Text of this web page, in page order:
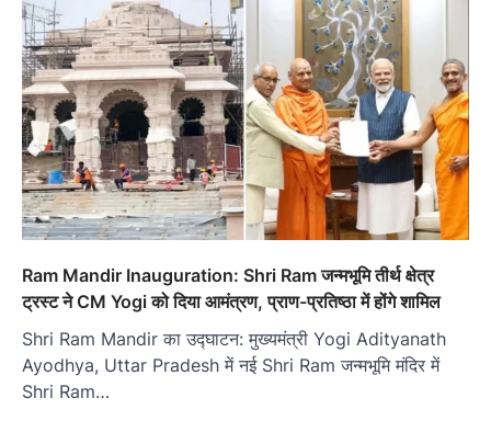
Ram Mandir Inauguration: Shri Ram जन्मभूमि तीर्थ क्षेत्र
ट्रस्ट ने CM Yogi को दिया आमंत्रण, प्राण-प्रतिष्ठा में होंगे शामिल
Shri Ram Mandir का उद्घाटन: मुख्यमंत्री Yogi Adityanath
Ayodhya, Uttar Pradesh में नई Shri Ram जन्मभूमि मंदिर में
Shri Ram…